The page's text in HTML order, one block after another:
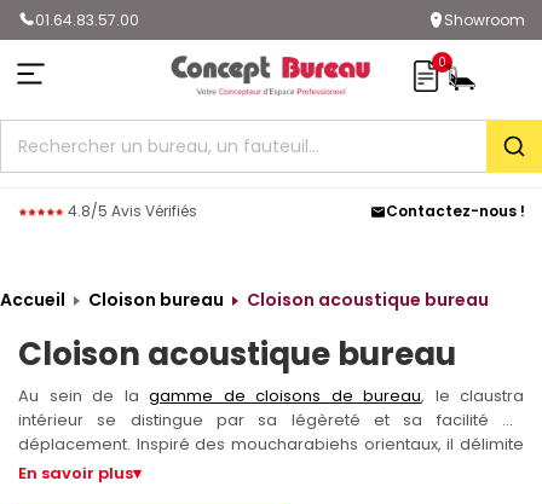
01.64.83.57.00 Showroom
0
4.8/5 Avis Vérifiés Contactez-nous !
Accueil Cloison bureau Cloison acoustique bureau
Cloison acoustique bureau
Au sein de la gamme de cloisons de bureau, le claustra
intérieur se distingue par sa légèreté et sa facilité de
déplacement. Inspiré des moucharabiehs orientaux, il délimite
les zones de travail dans vos locaux ou, en version paravent,
En savoir plus▾